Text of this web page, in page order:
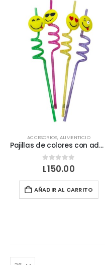
ACCESORIOS, ALIMENTICIO
Pajillas de colores con adorno de emoji
0 out of 5
L150.00
AÑADIR AL CARRITO